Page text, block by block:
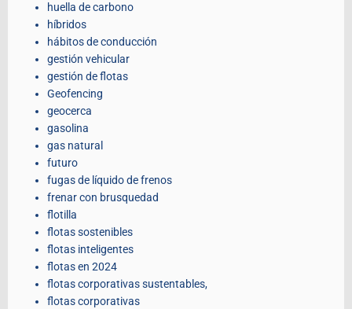
huella de carbono
híbridos
hábitos de conducción
gestión vehicular
gestión de flotas
Geofencing
geocerca
gasolina
gas natural
futuro
fugas de líquido de frenos
frenar con brusquedad
flotilla
flotas sostenibles
flotas inteligentes
flotas en 2024
flotas corporativas sustentables,
flotas corporativas